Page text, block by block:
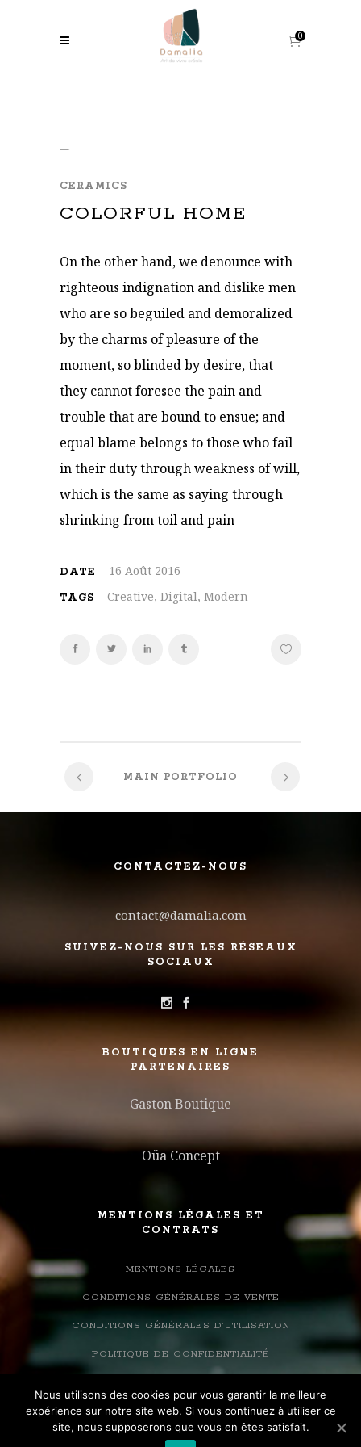
0
CERAMICS
COLORFUL HOME
On the other hand, we denounce with
righteous indignation and dislike men
who are so beguiled and demoralized
by the charms of pleasure of the
moment, so blinded by desire, that
they cannot foresee the pain and
trouble that are bound to ensue; and
equal blame belongs to those who fail
in their duty through weakness of will,
which is the same as saying through
shrinking from toil and pain
DATE 16 Août 2016
TAGS Creative, Digital, Modern
MAIN PORTFOLIO
CONTACTEZ-NOUS
contact@damalia.com
SUIVEZ-NOUS SUR LES RÉSEAUX
SOCIAUX
BOUTIQUES EN LIGNE
PARTENAIRES
Gaston Boutique
Oüa Concept
MENTIONS LÉGALES ET
CONTRATS
MENTIONS LÉGALES
CONDITIONS GÉNÉRALES DE VENTE
CONDITIONS GÉNÉRALES D’UTILISATION
POLITIQUE DE CONFIDENTIALITÉ
Nous utilisons des cookies pour vous garantir la meilleure
expérience sur notre site web. Si vous continuez à utiliser ce
site, nous supposerons que vous en êtes satisfait.